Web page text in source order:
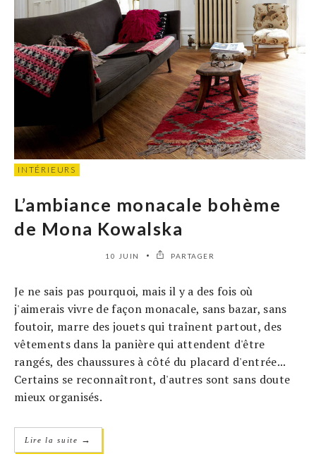
INTÉRIEURS
L’ambiance monacale bohème
de Mona Kowalska
10 JUIN PARTAGER
Je ne sais pas pourquoi, mais il y a des fois où
j'aimerais vivre de façon monacale, sans bazar, sans
foutoir, marre des jouets qui traînent partout, des
vêtements dans la panière qui attendent d'être
rangés, des chaussures à côté du placard d'entrée...
Certains se reconnaîtront, d'autres sont sans doute
mieux organisés.
Lire la suite →